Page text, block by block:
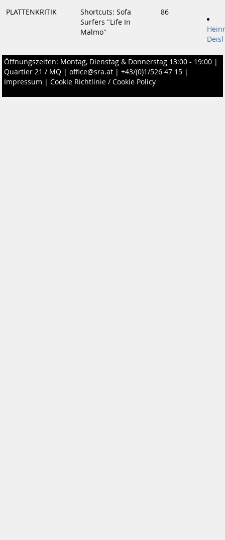
PLATTENKRITIK
Shortcuts: Sofa
Surfers "Life In
Malmö"
86
Deisl
Öffnungszeiten: Montag, Dienstag & Donnerstag 13:00 - 19:00 |
Quartier 21 / MQ | office@sra.at | +43/(0)1/526 47 15 |
Impressum | Cookie Richtlinie / Cookie Policy